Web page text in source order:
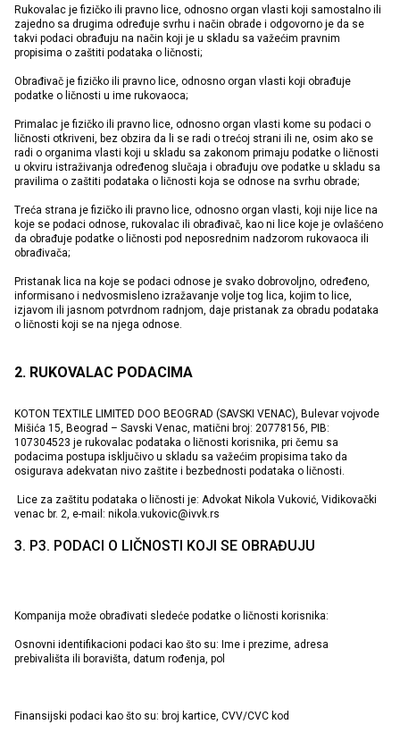
Rukovalac je fizičko ili pravno lice, odnosno organ vlasti koji samostalno ili
zajedno sa drugima određuje svrhu i način obrade i odgovorno je da se
takvi podaci obrađuju na način koji je u skladu sa važećim pravnim
propisima o zaštiti podataka o ličnosti;
Obrađivač je fizičko ili pravno lice, odnosno organ vlasti koji obrađuje
podatke o ličnosti u ime rukovaoca;
Primalac je fizičko ili pravno lice, odnosno organ vlasti kome su podaci o
ličnosti otkriveni, bez obzira da li se radi o trećoj strani ili ne, osim ako se
radi o organima vlasti koji u skladu sa zakonom primaju podatke o ličnosti
u okviru istraživanja određenog slučaja i obrađuju ove podatke u skladu sa
pravilima o zaštiti podataka o ličnosti koja se odnose na svrhu obrade;
Treća strana je fizičko ili pravno lice, odnosno organ vlasti, koji nije lice na
koje se podaci odnose, rukovalac ili obrađivač, kao ni lice koje je ovlašćeno
da obrađuje podatke o ličnosti pod neposrednim nadzorom rukovaoca ili
obrađivača;
Pristanak lica na koje se podaci odnose je svako dobrovoljno, određeno,
informisano i nedvosmisleno izražavanje volje tog lica, kojim to lice,
izjavom ili jasnom potvrdnom radnjom, daje pristanak za obradu podataka
o ličnosti koji se na njega odnose.
2. RUKOVALAC PODACIMA
KOTON TEXTILE LIMITED DOO BEOGRAD (SAVSKI VENAC), Bulevar vojvode
Mišića 15, Beograd – Savski Venac, matični broj: 20778156, PIB:
107304523 je rukovalac podataka o ličnosti korisnika, pri čemu sa
podacima postupa isključivo u skladu sa važećim propisima tako da
osigurava adekvatan nivo zaštite i bezbednosti podataka o ličnosti.
Lice za zaštitu podataka o ličnosti je: Advokat Nikola Vuković, Vidikovački
venac br. 2, e-mail: nikola.vukovic@ivvk.rs
3. P3. PODACI O LIČNOSTI KOJI SE OBRAĐUJU
Kompanija može obrađivati sledeće podatke o ličnosti korisnika:
Osnovni identifikacioni podaci kao što su: Ime i prezime, adresa
prebivališta ili boravišta, datum rođenja, pol
Finansijski podaci kao što su: broj kartice, CVV/CVC kod